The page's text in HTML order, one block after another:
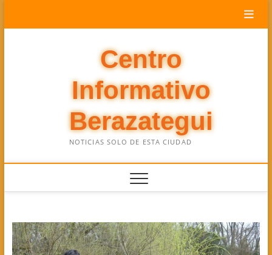
Centro
Informativo
Berazategui
NOTICIAS SOLO DE ESTA CIUDAD